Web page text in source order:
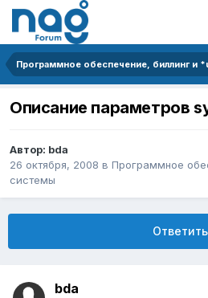
Программное обеспечение, биллинг и
Описание параметров
Автор: bda
26 октября, 2008 в Программное
системы
Ответить
bda